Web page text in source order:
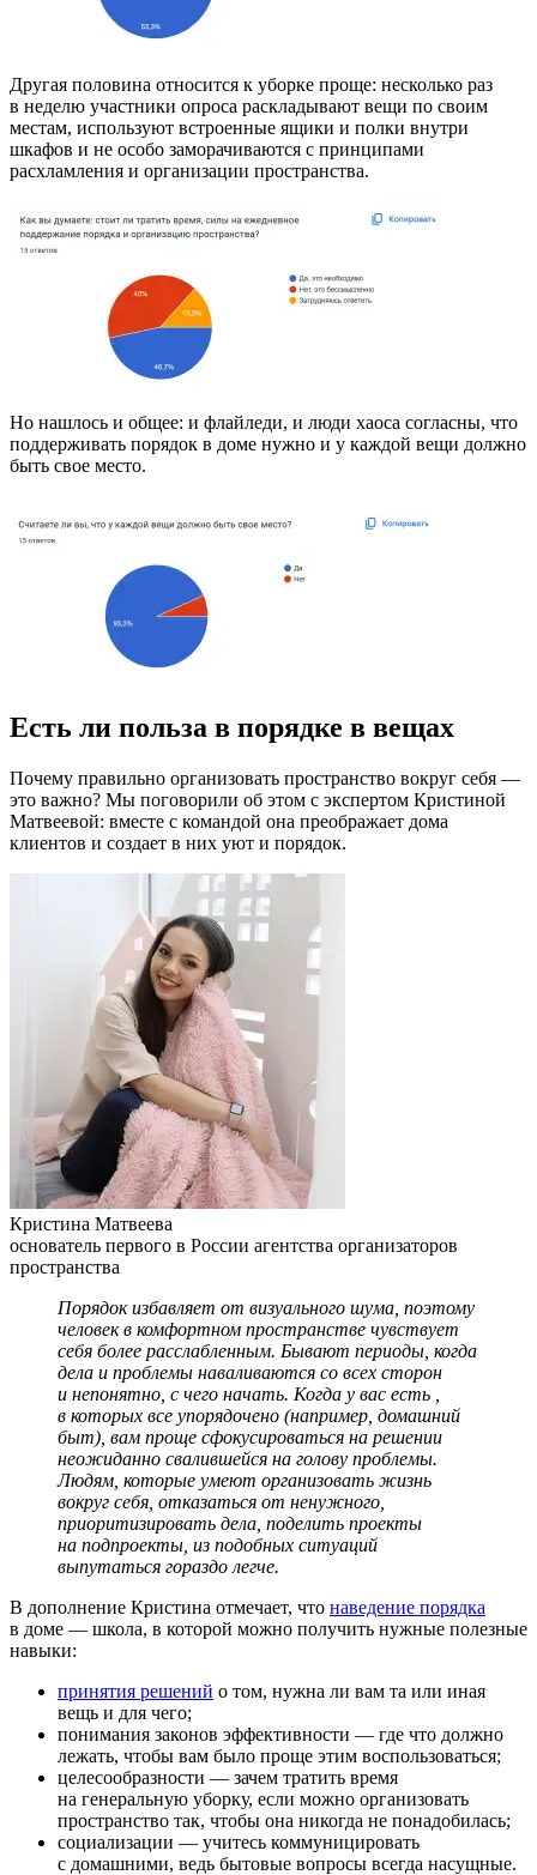
Другая половина относится к уборке проще: несколько раз
в неделю участники опроса раскладывают вещи по своим
местам, используют встроенные ящики и полки внутри
шкафов и не особо заморачиваются с принципами
расхламления и организации пространства.
Но нашлось и общее: и флайледи, и люди хаоса согласны, что
поддерживать порядок в доме нужно и у каждой вещи должно
быть свое место.
Есть ли польза в порядке в вещах
Почему правильно организовать пространство вокруг себя —
это важно? Мы поговорили об этом с экспертом Кристиной
Матвеевой: вместе с командой она преображает дома
клиентов и создает в них уют и порядок.
Кристина Матвеева
основатель первого в России агентства организаторов
пространства
Порядок избавляет от визуального шума, поэтому
человек в комфортном пространстве чувствует
себя более расслабленным. Бывают периоды, когда
дела и проблемы наваливаются со всех сторон
и непонятно, с чего начать. Когда у вас есть
в которых все упорядочено (например, домашний
быт), вам проще сфокусироваться на решении
неожиданно свалившейся на голову проблемы.
Людям, которые умеют организовать жизнь
вокруг себя, отказаться от ненужного,
приоритизировать дела, поделить проекты
на подпроекты, из подобных ситуаций
выпутаться гораздо легче.
В дополнение Кристина отмечает, что наведение порядка
в доме — школа, в которой можно получить нужные полезные
навыки:
принятия решений о том, нужна ли вам та или иная
вещь и для чего;
понимания законов эффективности — где что должно
лежать, чтобы вам было проще этим воспользоваться;
целесообразности — зачем тратить время
на генеральную уборку, если можно организовать
пространство так, чтобы она никогда не понадобилась;
социализации — учитесь коммуницировать
с домашними, ведь бытовые вопросы всегда насущные.